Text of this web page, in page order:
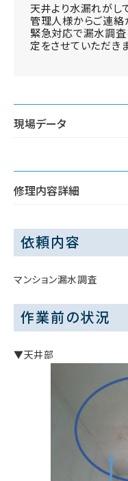
天井より水漏れがし
管理人様からご連絡
緊急対応で漏水調査
定をさせていただき
現場データ
修理内容詳細
依頼内容
マンション漏水調査
作業前の状況
▼天井部